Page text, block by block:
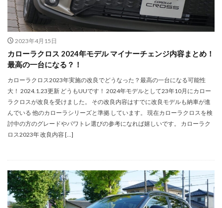
2023年4月15日
カローラクロス 2024年モデル マイナーチェンジ内容まとめ！
最高の一台になる？！
カローラクロス2023年実施の改良でどうなった？最高の一台になる可能性
大！ 2024.1.23更新 どうもUUです！ 2024年モデルとして23年10月にカロー
ラクロスが改良を受けました。 その改良内容はすでに改良モデルも納車が進
んでいる 他のカローラシリーズと準拠 しています。 現在カローラクロスを検
討中の方のグレードやパワトレ選びの参考になれば嬉しいです。 カローラク
ロス2023年 改良内容 […]